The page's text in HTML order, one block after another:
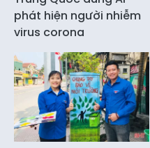
phát hiện người nhiễm
virus corona